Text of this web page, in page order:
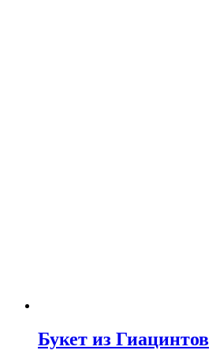
Букет из Гиацинтов